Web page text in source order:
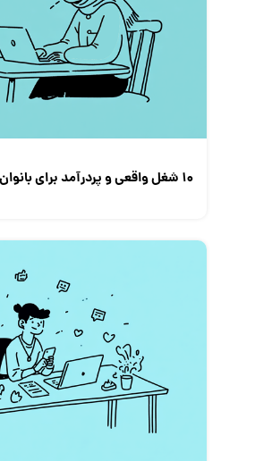
۱۰ شغل واقعی و پردرآمد برای بانوان در منزل